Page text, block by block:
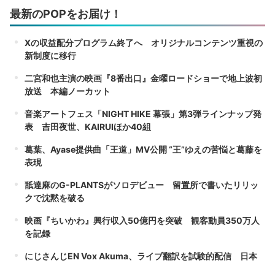
最新のPOPをお届け！
Xの収益配分プログラム終了へ オリジナルコンテンツ重視の
新制度に移行
二宮和也主演の映画『8番出口』金曜ロードショーで地上波初
放送 本編ノーカット
音楽アートフェス「NIGHT HIKE 幕張」第3弾ラインナップ発
表 吉田夜世、KAIRUIほか40組
葛葉、Ayase提供曲「王道」MV公開 “王”ゆえの苦悩と葛藤を
表現
舐達麻のG-PLANTSがソロデビュー 留置所で書いたリリッ
クで沈黙を破る
映画『ちいかわ』興行収入50億円を突破 観客動員350万人
を記録
にじさんじEN Vox Akuma、ライブ翻訳を試験的配信 日本